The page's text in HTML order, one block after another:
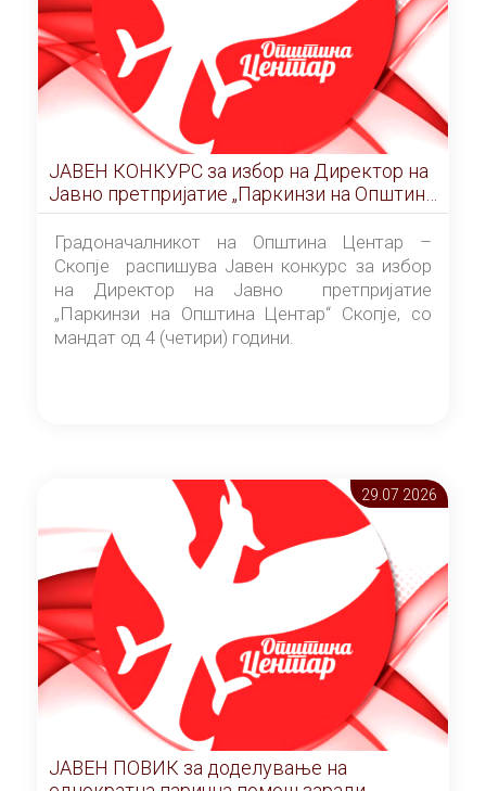
ЈАВЕН КОНКУРС за избор на Директор на
Јавно претпријатие „Паркинзи на Општина
Центар“ – Скопје
Градоначалникот на Општина Центар –
Скопје распишува Јавен конкурс за избор
на Директор на Јавно претпријатие
„Паркинзи на Општина Центар“ Скопје, со
мандат од 4 (четири) години.
29.07 2026
ЈАВЕН ПОВИК за доделување на